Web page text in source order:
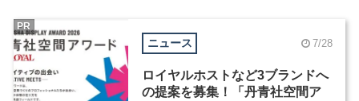
ニュース 7/28
ロイヤルホストなど3ブランドへ
の提案を募集！「丹青社空間ア
PR